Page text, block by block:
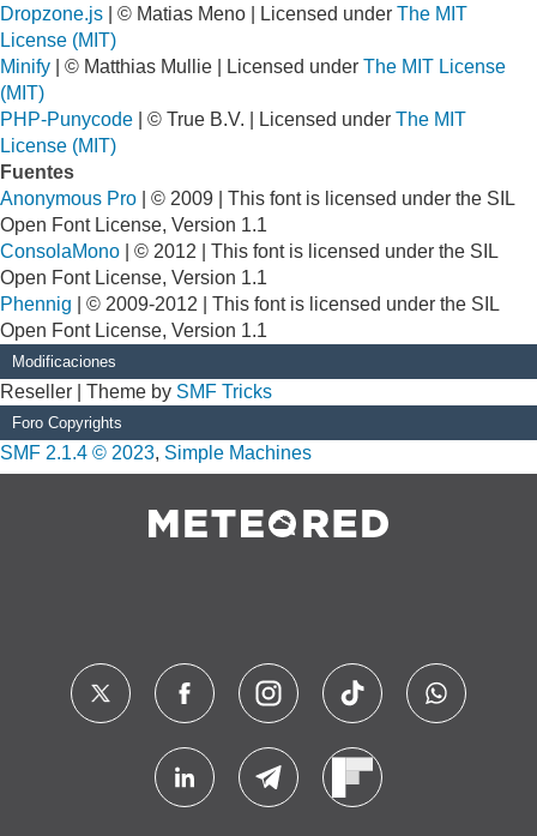
Dropzone.js | © Matias Meno | Licensed under The MIT
License (MIT)
Minify | © Matthias Mullie | Licensed under The MIT License
(MIT)
PHP-Punycode | © True B.V. | Licensed under The MIT
License (MIT)
Fuentes
Anonymous Pro | © 2009 | This font is licensed under the SIL
Open Font License, Version 1.1
ConsolaMono | © 2012 | This font is licensed under the SIL
Open Font License, Version 1.1
Phennig | © 2009-2012 | This font is licensed under the SIL
Open Font License, Version 1.1
Modificaciones
Reseller | Theme by SMF Tricks
Foro Copyrights
SMF 2.1.4 © 2023, Simple Machines